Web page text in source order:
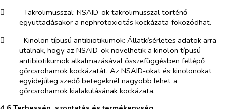
​
Takrolimusszal: NSAID-ok takrolimusszal történő
együttadásakor a nephrotoxicitás kockázata fokozódhat.
​
Kinolon típusú antibiotikumok: Állatkísérletes adatok arra
utalnak, hogy az NSAID-ok növelhetik a kinolon típusú
antibiotikumok alkalmazásával összefüggésben fellépő
görcsrohamok kockázatát. Az NSAID-okat és kinolonokat
egyidejűleg szedő betegeknél nagyobb lehet a
görcsrohamok kialakulásának kockázata.